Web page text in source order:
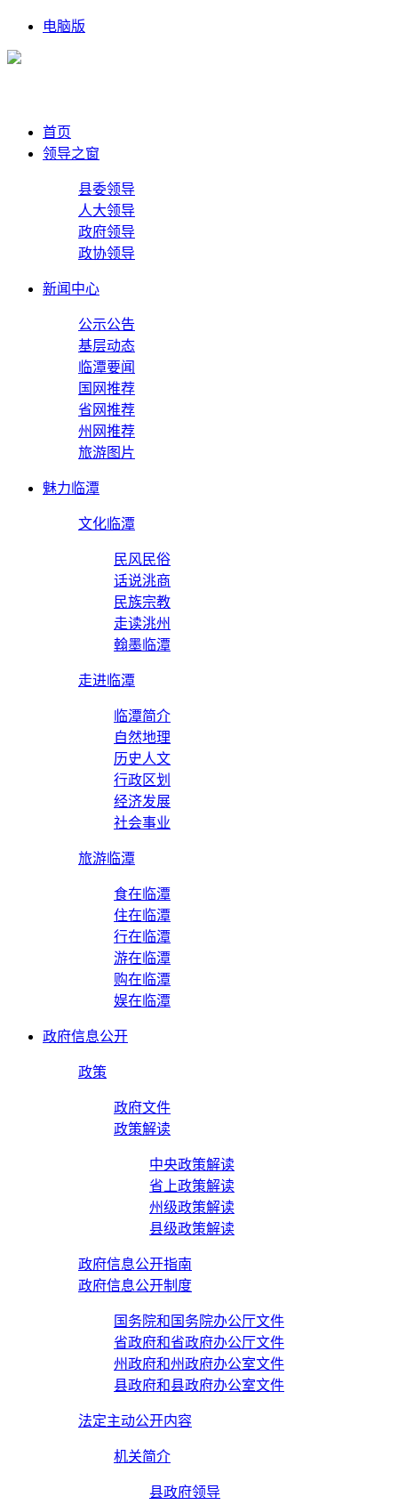
电脑版
首页
领导之窗
县委领导
人大领导
政府领导
政协领导
新闻中心
公示公告
基层动态
临潭要闻
国网推荐
省网推荐
州网推荐
旅游图片
魅力临潭
文化临潭
民风民俗
话说洮商
民族宗教
走读洮州
翰墨临潭
走进临潭
临潭简介
自然地理
历史人文
行政区划
经济发展
社会事业
旅游临潭
食在临潭
住在临潭
行在临潭
游在临潭
购在临潭
娱在临潭
政府信息公开
政策
政府文件
政策解读
中央政策解读
省上政策解读
州级政策解读
县级政策解读
政府信息公开指南
政府信息公开制度
国务院和国务院办公厅文件
省政府和省政府办公厅文件
州政府和州政府办公室文件
县政府和县政府办公室文件
法定主动公开内容
机关简介
县政府领导